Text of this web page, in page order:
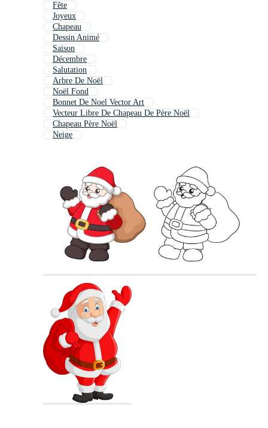
Fête
Joyeux
Chapeau
Dessin Animé
Saison
Décembre
Salutation
Arbre De Noël
Noël Fond
Bonnet De Noel Vector Art
Vecteur Libre De Chapeau De Père Noël
Chapeau Père Noël
Neige